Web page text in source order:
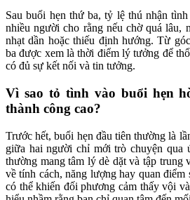
Sau buổi hẹn thứ ba, tỷ lệ thú nhận
nhiều người cho rằng nếu chờ quá lâu,
nhạt dần hoặc thiếu định hướng. Từ
ba được xem là thời điểm lý tưởng để
có đủ sự kết nối và tin tưởng.
Vì sao tỏ tình vào buổi hẹn
thành công cao?
Trước hết, buổi hẹn đầu tiên thường là
giữa hai người chỉ mới trò chuyện qua
thường mang tâm lý dè dặt và tập trung
về tính cách, năng lượng hay quan
có thể khiến đối phương cảm thấy vội